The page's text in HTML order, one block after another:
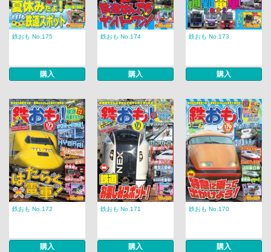
鉄おも No.175
購入
鉄おも No.174
購入
鉄おも No.173
購入
鉄おも No.172
購入
鉄おも No.171
購入
鉄おも No.170
購入